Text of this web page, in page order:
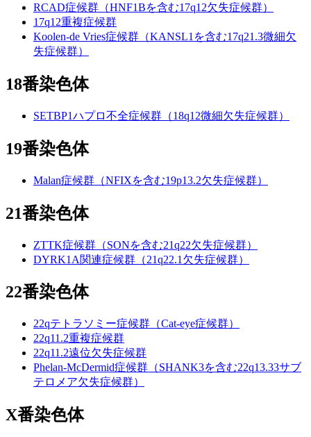
RCAD症候群（HNF1Bを含む17q12欠失症候群）
17q12重複症候群
Koolen-de Vries症候群（KANSL1を含む17q21.3微細欠
失症候群）
18番染色体
SETBP1ハプロ不全症候群（18q12微細欠失症候群）
19番染色体
Malan症候群（NFIXを含む19p13.2欠失症候群）
21番染色体
ZTTK症候群（SONを含む21q22欠失症候群）
DYRK1A関連症候群（21q22.1欠失症候群）
22番染色体
22qテトラソミー症候群（Cat-eye症候群）
22q11.2重複症候群
22q11.2遠位欠失症候群
Phelan-McDermid症候群（SHANK3を含む22q13.33サブ
テロメア欠失症候群）
X番染色体